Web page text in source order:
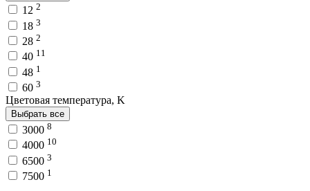
12 2
18 3
28 2
40 11
48 1
60 3
Цветовая температура, K
Выбрать все
3000 8
4000 10
6500 3
7500 1